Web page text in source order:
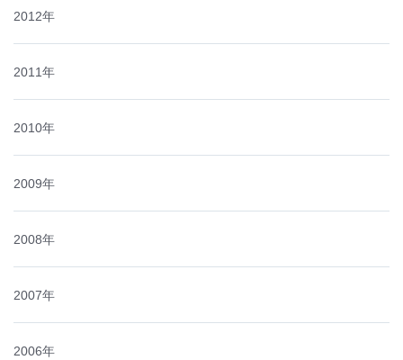
2012年
2011年
2010年
2009年
2008年
2007年
2006年